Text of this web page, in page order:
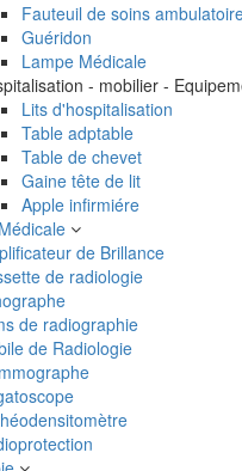
Fauteuil de soins
Guéridon
Lampe Médicale
- mobilier -
Lits d'hospitalisation
Table adptable
Table de chevet
Gaine tête de lit
Apple infirmiére
de Brillance
de radiologie
de radiographie
de Radiologie